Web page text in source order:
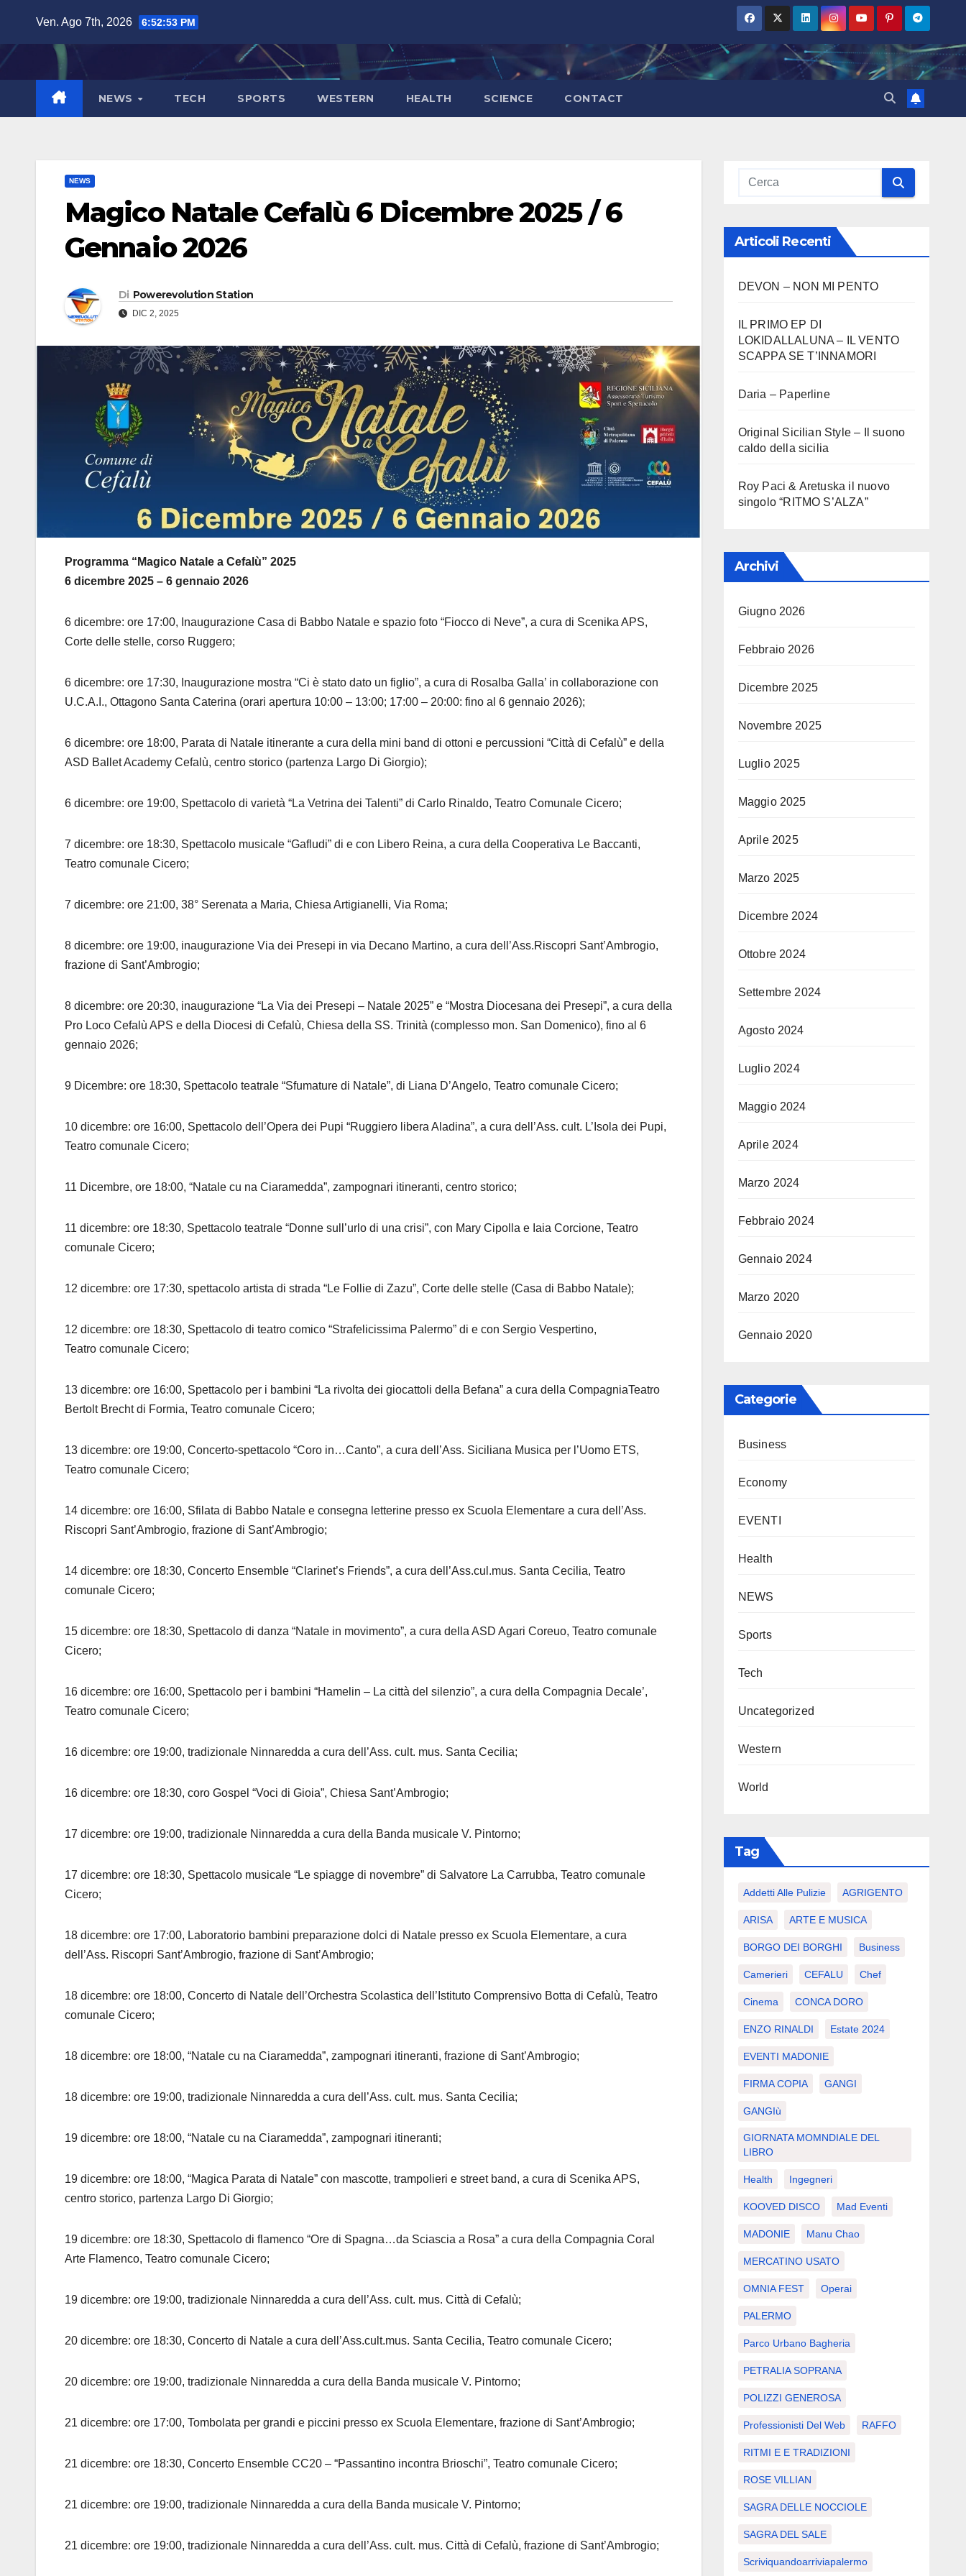
contenuto
Ven. Ago 7th, 2026 6:52:54 PM
NEWS TECH SPORTS WESTERN HEALTH SCIENCE CONTACT
NEWS
Magico Natale Cefalù 6 Dicembre 2025 / 6
Gennaio 2026
Di Powerevolution Station
DIC 2, 2025
Programma “Magico Natale a Cefalù” 2025
6 dicembre 2025 – 6 gennaio 2026
6 dicembre: ore 17:00, Inaugurazione Casa di Babbo Natale e spazio foto “Fiocco di Neve”, a cura di Scenika APS,
Corte delle stelle, corso Ruggero;
6 dicembre: ore 17:30, Inaugurazione mostra “Ci è stato dato un figlio”, a cura di Rosalba Galla’ in collaborazione con
U.C.A.I., Ottagono Santa Caterina (orari apertura 10:00 – 13:00; 17:00 – 20:00: fino al 6 gennaio 2026);
6 dicembre: ore 18:00, Parata di Natale itinerante a cura della mini band di ottoni e percussioni “Città di Cefalù” e della
ASD Ballet Academy Cefalù, centro storico (partenza Largo Di Giorgio);
6 dicembre: ore 19:00, Spettacolo di varietà “La Vetrina dei Talenti” di Carlo Rinaldo, Teatro Comunale Cicero;
7 dicembre: ore 18:30, Spettacolo musicale “Gafludi” di e con Libero Reina, a cura della Cooperativa Le Baccanti,
Teatro comunale Cicero;
7 dicembre: ore 21:00, 38° Serenata a Maria, Chiesa Artigianelli, Via Roma;
8 dicembre: ore 19:00, inaugurazione Via dei Presepi in via Decano Martino, a cura dell’Ass.Riscopri Sant’Ambrogio,
frazione di Sant’Ambrogio;
8 dicembre: ore 20:30, inaugurazione “La Via dei Presepi – Natale 2025” e “Mostra Diocesana dei Presepi”, a cura della
Pro Loco Cefalù APS e della Diocesi di Cefalù, Chiesa della SS. Trinità (complesso mon. San Domenico), fino al 6
gennaio 2026;
9 Dicembre: ore 18:30, Spettacolo teatrale “Sfumature di Natale”, di Liana D’Angelo, Teatro comunale Cicero;
10 dicembre: ore 16:00, Spettacolo dell’Opera dei Pupi “Ruggiero libera Aladina”, a cura dell’Ass. cult. L’Isola dei Pupi,
Teatro comunale Cicero;
11 Dicembre, ore 18:00, “Natale cu na Ciaramedda”, zampognari itineranti, centro storico;
11 dicembre: ore 18:30, Spettacolo teatrale “Donne sull’urlo di una crisi”, con Mary Cipolla e Iaia Corcione, Teatro
comunale Cicero;
12 dicembre: ore 17:30, spettacolo artista di strada “Le Follie di Zazu”, Corte delle stelle (Casa di Babbo Natale);
12 dicembre: ore 18:30, Spettacolo di teatro comico “Strafelicissima Palermo” di e con Sergio Vespertino,
Teatro comunale Cicero;
13 dicembre: ore 16:00, Spettacolo per i bambini “La rivolta dei giocattoli della Befana” a cura della CompagniaTeatro
Bertolt Brecht di Formia, Teatro comunale Cicero;
13 dicembre: ore 19:00, Concerto-spettacolo “Coro in…Canto”, a cura dell’Ass. Siciliana Musica per l’Uomo ETS,
Teatro comunale Cicero;
14 dicembre: ore 16:00, Sfilata di Babbo Natale e consegna letterine presso ex Scuola Elementare a cura dell’Ass.
Riscopri Sant’Ambrogio, frazione di Sant’Ambrogio;
14 dicembre: ore 18:30, Concerto Ensemble “Clarinet’s Friends”, a cura dell’Ass.cul.mus. Santa Cecilia, Teatro
comunale Cicero;
15 dicembre: ore 18:30, Spettacolo di danza “Natale in movimento”, a cura della ASD Agari Coreuo, Teatro comunale
Cicero;
16 dicembre: ore 16:00, Spettacolo per i bambini “Hamelin – La città del silenzio”, a cura della Compagnia Decale’,
Teatro comunale Cicero;
16 dicembre: ore 19:00, tradizionale Ninnaredda a cura dell’Ass. cult. mus. Santa Cecilia;
16 dicembre: ore 18:30, coro Gospel “Voci di Gioia”, Chiesa Sant’Ambrogio;
17 dicembre: ore 19:00, tradizionale Ninnaredda a cura della Banda musicale V. Pintorno;
17 dicembre: ore 18:30, Spettacolo musicale “Le spiagge di novembre” di Salvatore La Carrubba, Teatro comunale
Cicero;
18 dicembre: ore 17:00, Laboratorio bambini preparazione dolci di Natale presso ex Scuola Elementare, a cura
dell’Ass. Riscopri Sant’Ambrogio, frazione di Sant’Ambrogio;
18 dicembre: ore 18:00, Concerto di Natale dell’Orchestra Scolastica dell’Istituto Comprensivo Botta di Cefalù, Teatro
comunale Cicero;
18 dicembre: ore 18:00, “Natale cu na Ciaramedda”, zampognari itineranti, frazione di Sant’Ambrogio;
18 dicembre: ore 19:00, tradizionale Ninnaredda a cura dell’Ass. cult. mus. Santa Cecilia;
19 dicembre: ore 18:00, “Natale cu na Ciaramedda”, zampognari itineranti;
19 dicembre: ore 18:00, “Magica Parata di Natale” con mascotte, trampolieri e street band, a cura di Scenika APS,
centro storico, partenza Largo Di Giorgio;
19 dicembre: ore 18:30, Spettacolo di flamenco “Ore di Spagna…da Sciascia a Rosa” a cura della Compagnia Coral
Arte Flamenco, Teatro comunale Cicero;
19 dicembre: ore 19:00, tradizionale Ninnaredda a cura dell’Ass. cult. mus. Città di Cefalù;
20 dicembre: ore 18:30, Concerto di Natale a cura dell’Ass.cult.mus. Santa Cecilia, Teatro comunale Cicero;
20 dicembre: ore 19:00, tradizionale Ninnaredda a cura della Banda musicale V. Pintorno;
21 dicembre: ore 17:00, Tombolata per grandi e piccini presso ex Scuola Elementare, frazione di Sant’Ambrogio;
21 dicembre: ore 18:30, Concerto Ensemble CC20 – “Passantino incontra Brioschi”, Teatro comunale Cicero;
21 dicembre: ore 19:00, tradizionale Ninnaredda a cura della Banda musicale V. Pintorno;
21 dicembre: ore 19:00, tradizionale Ninnaredda a cura dell’Ass. cult. mus. Città di Cefalù, frazione di Sant’Ambrogio;
Articoli Recenti
DEVON – NON MI PENTO
IL PRIMO EP DI
LOKIDALLALUNA – IL VENTO
SCAPPA SE T’INNAMORI
Daria – Paperline
Original Sicilian Style – Il suono
caldo della sicilia
Roy Paci & Aretuska il nuovo
singolo “RITMO S’ALZA”
Archivi
Giugno 2026
Febbraio 2026
Dicembre 2025
Novembre 2025
Luglio 2025
Maggio 2025
Aprile 2025
Marzo 2025
Dicembre 2024
Ottobre 2024
Settembre 2024
Agosto 2024
Luglio 2024
Maggio 2024
Aprile 2024
Marzo 2024
Febbraio 2024
Gennaio 2024
Marzo 2020
Gennaio 2020
Categorie
Business
Economy
EVENTI
Health
NEWS
Sports
Tech
Uncategorized
Western
World
Tag
Addetti Alle Pulizie AGRIGENTO
ARISA ARTE E MUSICA
BORGO DEI BORGHI Business
Camerieri CEFALU Chef
Cinema CONCA DORO
ENZO RINALDI Estate 2024
EVENTI MADONIE
FIRMA COPIA GANGI
GANGIù
GIORNATA MOMNDIALE DEL
LIBRO
Health Ingegneri
KOOVED DISCO Mad Eventi
MADONIE Manu Chao
MERCATINO USATO
OMNIA FEST Operai
PALERMO
Parco Urbano Bagheria
PETRALIA SOPRANA
POLIZZI GENEROSA
Professionisti Del Web RAFFO
RITMI E E TRADIZIONI
ROSE VILLIAN
SAGRA DELLE NOCCIOLE
SAGRA DEL SALE
Scriviquandoarriviapalermo